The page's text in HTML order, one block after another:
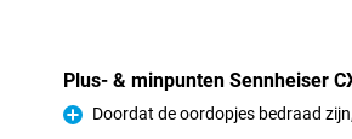
Plus- & minpunten Sennheiser
Pluspunt
Doordat de oordopjes bedraad